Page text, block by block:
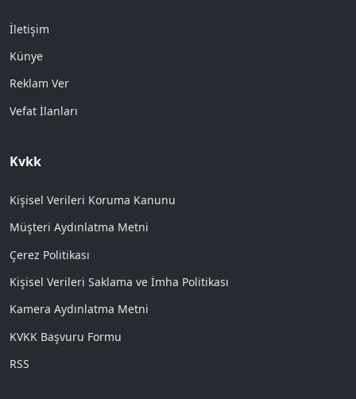
İletişim
Künye
Reklam Ver
Vefat İlanları
Kvkk
Kişisel Verileri Koruma Kanunu
Müşteri Aydınlatma Metni
Çerez Politikası
Kişisel Verileri Saklama ve İmha Politikası
Kamera Aydınlatma Metni
KVKK Başvuru Formu
RSS